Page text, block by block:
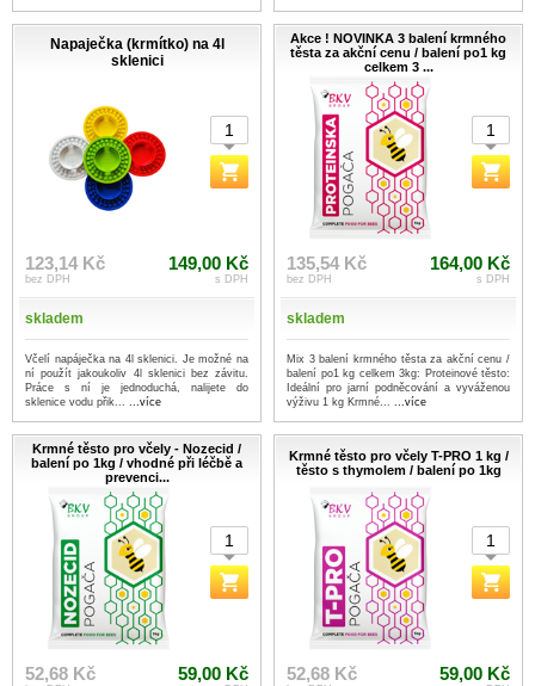
Napaječka (krmítko) na 4l
sklenici
123,14 Kč
bez DPH
149,00 Kč
s DPH
skladem
Včelí napáječka na 4l sklenici. Je možné na
ní použít jakoukoliv 4l sklenici bez závitu.
Práce s ní je jednoduchá, nalijete do
sklenice vodu přik... ...více
Akce ! NOVINKA 3 balení krmného
těsta za akční cenu / balení po1 kg
celkem 3 ...
135,54 Kč
bez DPH
164,00 Kč
s DPH
skladem
Mix 3 balení krmného těsta za akční cenu /
balení po1 kg celkem 3kg: Proteinové těsto:
Ideální pro jarní podněcování a vyváženou
výživu 1 kg Krmné... ...více
Krmné těsto pro včely - Nozecid /
balení po 1kg / vhodné při léčbě a
prevenci...
52,68 Kč 59,00 Kč
Krmné těsto pro včely T-PRO 1 kg /
těsto s thymolem / balení po 1kg
52,68 Kč 59,00 Kč